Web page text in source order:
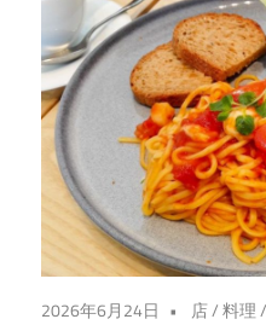
の
牛
た
ん
体
験
2026年6月24日 店/料理/